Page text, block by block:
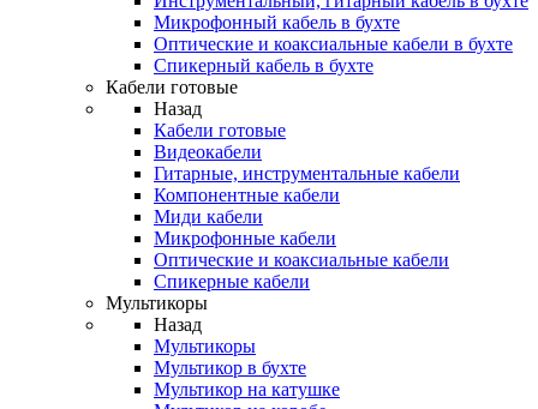
Микрофонный кабель в бухте
Оптические и коаксиальные кабели в бухте
Спикерный кабель в бухте
Кабели готовые
Назад
Кабели готовые
Видеокабели
Гитарные, инструментальные кабели
Компонентные кабели
Миди кабели
Микрофонные кабели
Оптические и коаксиальные кабели
Спикерные кабели
Мультикоры
Назад
Мультикоры
Мультикор в бухте
Мультикор на катушке